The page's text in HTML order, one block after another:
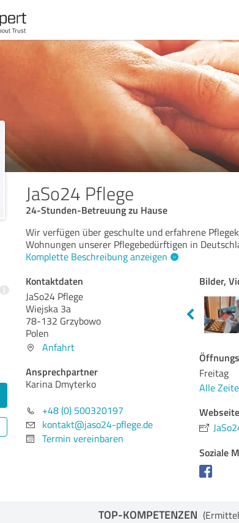
JaSo24 Pflege
24-Stunden-Betreuung zu Hause
i
Wir verfügen über geschulte und erfahrene
Wohnungen unserer Pflegebedürftigen in
Komplette Beschreibung anzeigen
Kontaktdaten
JaSo24 Pflege
Wiejska 3a
78-132 Grzybowo
Polen
Anfahrt
Ansprechpartner
Karina Dmyterko
+48 (0) 500320197
kontakt@jaso24-pflege.de
Termin vereinbaren
Bilder,
Freitag
Alle
Soziale
TOP-KOMPETENZEN